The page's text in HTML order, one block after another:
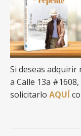
Si deseas
a Calle 13a
solicitarlo AQUÍ